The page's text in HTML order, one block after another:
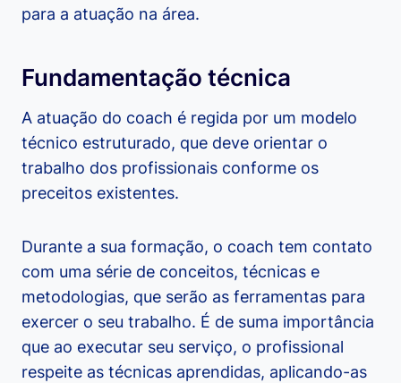
para a atuação na área.
Fundamentação técnica
A atuação do coach é regida por um modelo
técnico estruturado, que deve orientar o
trabalho dos profissionais conforme os
preceitos existentes.
Durante a sua formação, o coach tem contato
com uma série de conceitos, técnicas e
metodologias, que serão as ferramentas para
exercer o seu trabalho. É de suma importância
que ao executar seu serviço, o profissional
respeite as técnicas aprendidas, aplicando-as